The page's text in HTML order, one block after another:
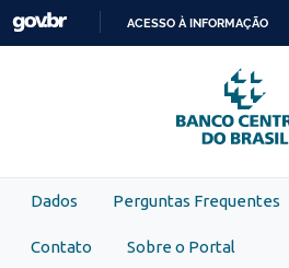
Skip to main content
PARA
O
ACESSO À INFORMAÇÃO
Dados Perguntas Frequentes
Contato Sobre o Portal